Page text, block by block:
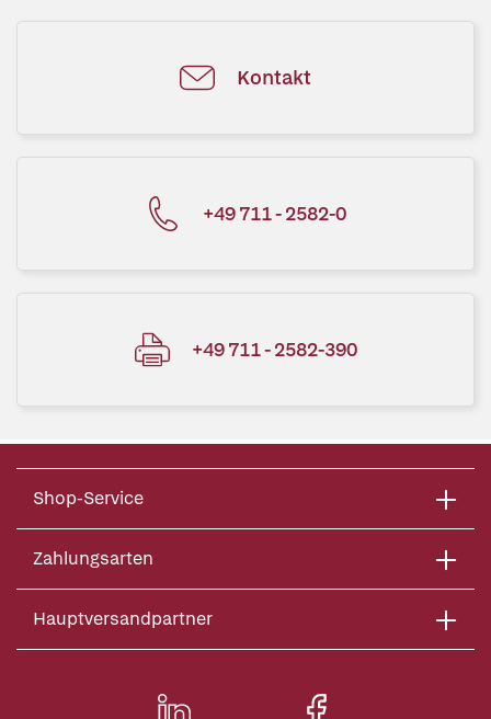
Kontakt
+49 711 - 2582-0
+49 711 - 2582-390
Shop-Service
Zahlungsarten
Hauptversandpartner